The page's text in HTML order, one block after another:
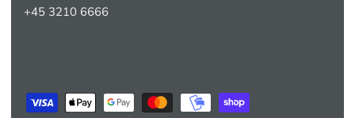
+45 3210 6666